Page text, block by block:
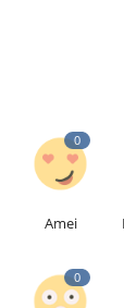
0
Amei
0